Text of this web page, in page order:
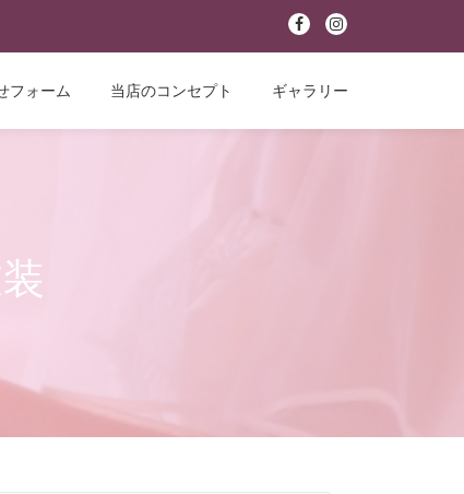
fa-
facebook
fa-
instagram
フォーム 当店のコンセプト ギャラリー